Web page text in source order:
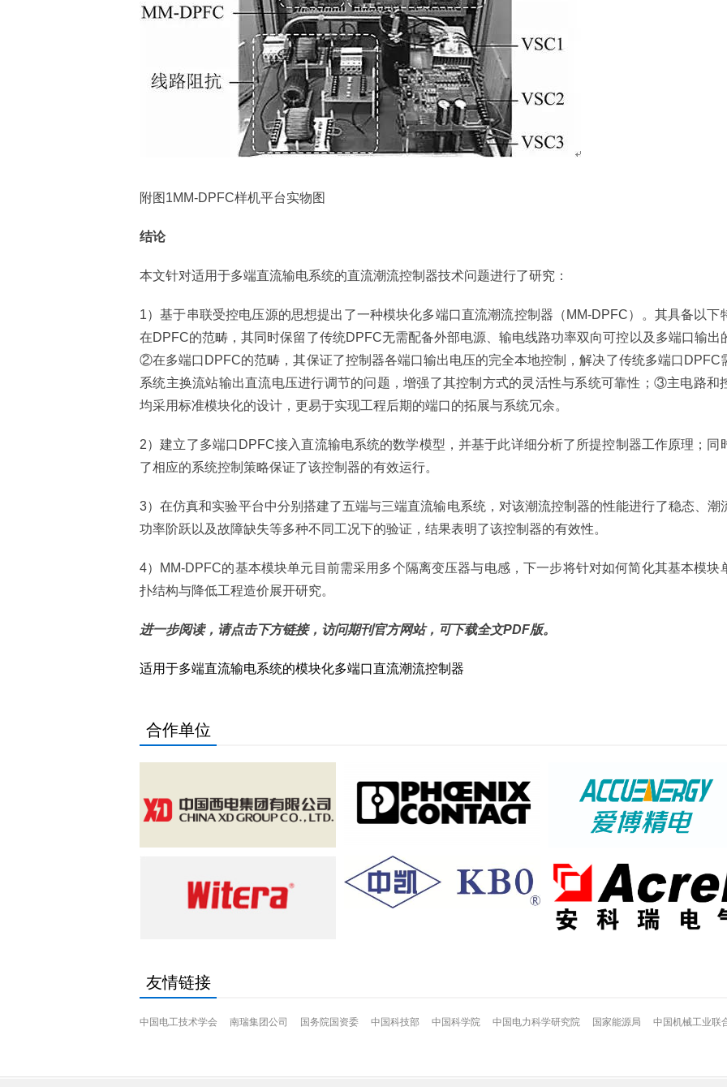
附图1MM-DPFC样机平台实物图
结论
本文针对适用于多端直流输电系统的直流潮流控制器技术问题进行了研究：
1）基于串联受控电压源的思想提出了一种模块化多端口直流潮流控制器（MM-DPFC）。其具备以
在DPFC的范畴，其同时保留了传统DPFC无需配备外部电源、输电线路功率双向可控以及多端口输出
②在多端口DPFC的范畴，其保证了控制器各端口输出电压的完全本地控制，解决了传统多端口DPFC
系统主换流站输出直流电压进行调节的问题，增强了其控制方式的灵活性与系统可靠性；③主电路和
均采用标准模块化的设计，更易于实现工程后期的端口的拓展与系统冗余。
2）建立了多端口DPFC接入直流输电系统的数学模型，并基于此详细分析了所提控制器工作原理；同
了相应的系统控制策略保证了该控制器的有效运行。
3）在仿真和实验平台中分别搭建了五端与三端直流输电系统，对该潮流控制器的性能进行了稳态、潮
功率阶跃以及故障缺失等多种不同工况下的验证，结果表明了该控制器的有效性。
4）MM-DPFC的基本模块单元目前需采用多个隔离变压器与电感，下一步将针对如何简化其基本模块
扑结构与降低工程造价展开研究。
进一步阅读，请点击下方链接，访问期刊官方网站，可下载全文PDF版。
适用于多端直流输电系统的模块化多端口直流潮流控制器
合作单位
友情链接
中国电工技术学会 南瑞集团公司 国务院国资委 中国科技部 中国科学院 中国电力科学研究院 国家能源局 中国机械工业联